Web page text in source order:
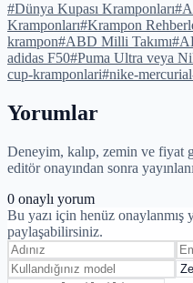
#Dünya Kupası Kramponları#
Kramponları#Krampon
krampon#ABD Milli Takımı#
adidas F50#Puma Ultra veya
cup-kramponlari#nike-
Yorumlar
Deneyim, kalıp, zemin ve fiyat
editör onayından sonra
0 onaylı yorum
Bu yazı için henüz
paylaşabilirsiniz.